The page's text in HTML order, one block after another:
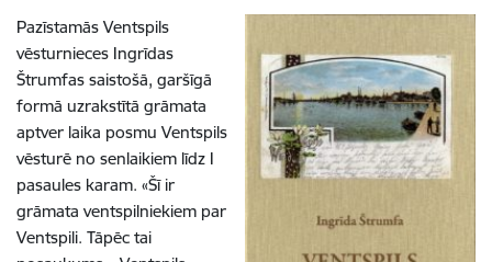
Pazīstamās Ventspils
vēsturnieces Ingrīdas
Štrumfas saistošā, garšīgā
formā uzrakstītā grāmata
aptver laika posmu Ventspils
vēsturē no senlaikiem līdz I
pasaules karam. «Šī ir
grāmata ventspilniekiem par
Ventspili. Tāpēc tai